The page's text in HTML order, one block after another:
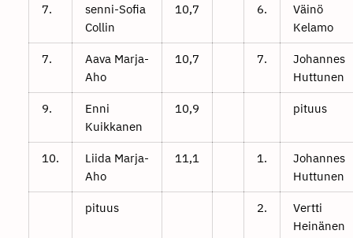
7.
senni-Sofia
Collin
10,7 6.
Väinö
Kelamo
7.
Aava Marja-
Aho
10,7 7.
Johannes
Huttunen
9.
Enni
Kuikkanen
10,9 pituus
10.
Liida Marja-
Aho
11,1 1.
Johannes
Huttunen
pituus 2.
Vertti
Heinänen